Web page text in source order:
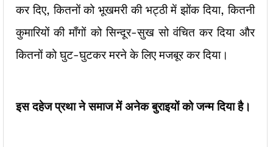
कर दिए, कितनों को भूखमरी की भट्ठी में झोंक दिया, कितनी
कुमारियों की माँगों को सिन्दूर-सुख सो वंचित कर दिया और
कितनों को घुट-घुटकर मरने के लिए मजबूर कर दिया।
इस दहेज प्रथा ने समाज में अनेक बुराइयों को जन्म दिया है।